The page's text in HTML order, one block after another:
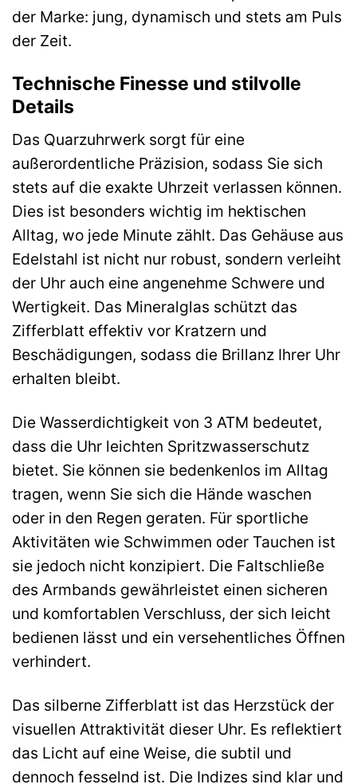
der Marke: jung, dynamisch und stets am Puls
der Zeit.
Technische Finesse und stilvolle
Details
Das Quarzuhrwerk sorgt für eine
außerordentliche Präzision, sodass Sie sich
stets auf die exakte Uhrzeit verlassen können.
Dies ist besonders wichtig im hektischen
Alltag, wo jede Minute zählt. Das Gehäuse aus
Edelstahl ist nicht nur robust, sondern verleiht
der Uhr auch eine angenehme Schwere und
Wertigkeit. Das Mineralglas schützt das
Zifferblatt effektiv vor Kratzern und
Beschädigungen, sodass die Brillanz Ihrer Uhr
erhalten bleibt.
Die Wasserdichtigkeit von 3 ATM bedeutet,
dass die Uhr leichten Spritzwasserschutz
bietet. Sie können sie bedenkenlos im Alltag
tragen, wenn Sie sich die Hände waschen
oder in den Regen geraten. Für sportliche
Aktivitäten wie Schwimmen oder Tauchen ist
sie jedoch nicht konzipiert. Die Faltschließe
des Armbands gewährleistet einen sicheren
und komfortablen Verschluss, der sich leicht
bedienen lässt und ein versehentliches Öffnen
verhindert.
Das silberne Zifferblatt ist das Herzstück der
visuellen Attraktivität dieser Uhr. Es reflektiert
das Licht auf eine Weise, die subtil und
dennoch fesselnd ist. Die Indizes sind klar und